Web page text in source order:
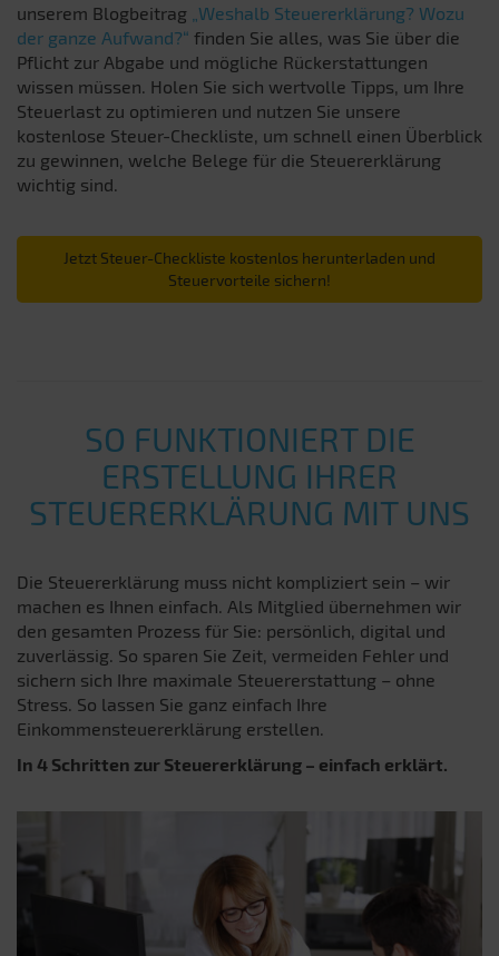
unserem Blogbeitrag „Weshalb Steuererklärung? Wozu
der ganze Aufwand?“ finden Sie alles, was Sie über die
Pflicht zur Abgabe und mögliche Rückerstattungen
wissen müssen. Holen Sie sich wertvolle Tipps, um Ihre
Steuerlast zu optimieren und nutzen Sie unsere
kostenlose Steuer-Checkliste, um schnell einen Überblick
zu gewinnen, welche Belege für die Steuererklärung
wichtig sind.
Jetzt Steuer-Checkliste kostenlos herunterladen und
Steuervorteile sichern!
SO FUNKTIONIERT DIE
ERSTELLUNG IHRER
STEUERERKLÄRUNG MIT UNS
Die Steuererklärung muss nicht kompliziert sein – wir
machen es Ihnen einfach. Als Mitglied übernehmen wir
den gesamten Prozess für Sie: persönlich, digital und
zuverlässig. So sparen Sie Zeit, vermeiden Fehler und
sichern sich Ihre maximale Steuererstattung – ohne
Stress. So lassen Sie ganz einfach Ihre
Einkommensteuererklärung erstellen.
In 4 Schritten zur Steuererklärung – einfach erklärt.